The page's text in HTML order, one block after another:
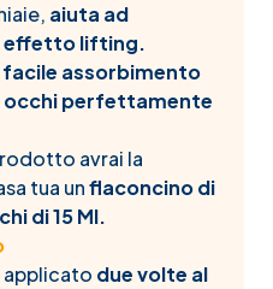
aiuta ad
effetto lifting.
assorbimento
occhi perfettamente
avrai la
tua unflaconcino di
di 15 Ml.
due volte al